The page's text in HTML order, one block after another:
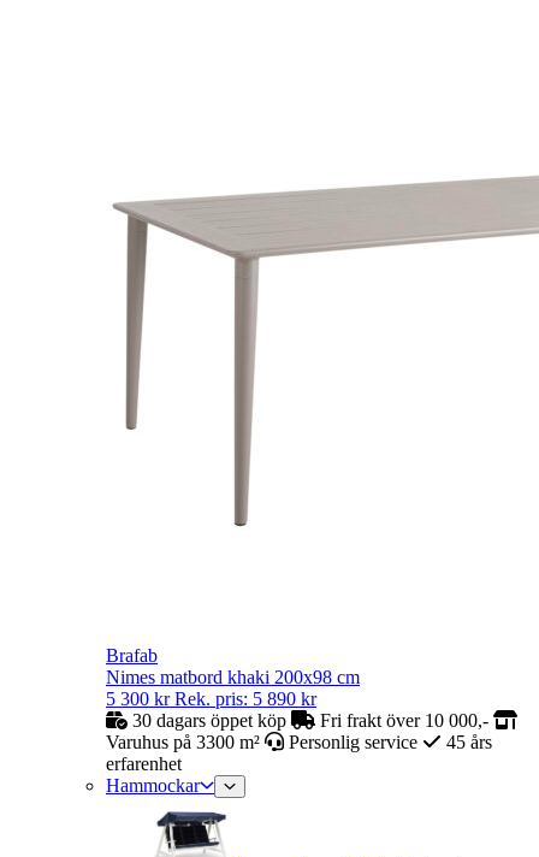
Brafab
Nimes matbord khaki 200x98 cm
5 300 kr Rek. pris: 5 890 kr
30 dagars öppet köp
Fri frakt över 10 000,-
Varuhus på 3300 m²
Personlig service
45 års
erfarenhet
Hammockar